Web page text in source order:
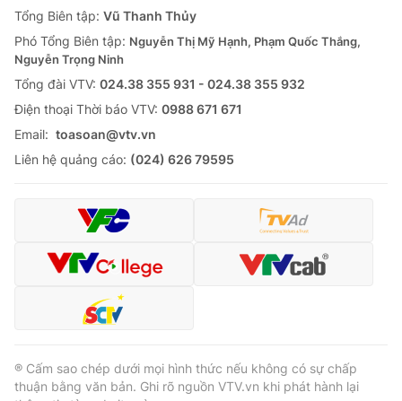
Sản phẩm
Thị trường
Tư vấn
Lịch phát sóng
Chuyên mục khác
Emagazine Podcast
Video Shorts video
VTV Money
VTV Sức khoẻ Bất động sản
Tổng Biên tập: Vũ Thanh Thủy
Phó Tổng Biên tập: Nguyễn Thị Mỹ Hạnh, Phạm Quốc Thắng,
Nguyễn Trọng Ninh
Tổng đài VTV: 024.38 355 931 - 024.38 355 932
Ðiện thoại Thời báo VTV: 0988 671 671
Email: toasoan@vtv.vn
Liên hệ quảng cáo: (024) 626 79595
® Cấm sao chép dưới mọi hình thức nếu không có sự chấp
thuận bằng văn bản. Ghi rõ nguồn VTV.vn khi phát hành lại